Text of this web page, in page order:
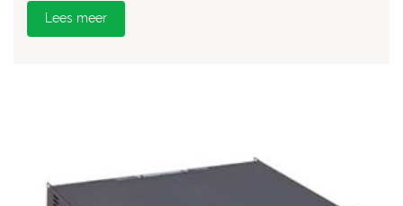
Lees meer